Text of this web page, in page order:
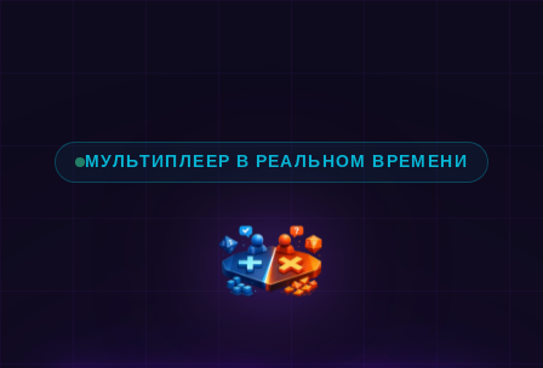
МУЛЬТИПЛЕЕР В РЕАЛЬНОМ ВРЕМЕНИ